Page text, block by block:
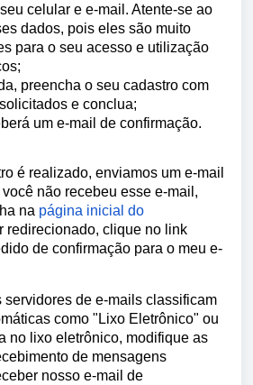
seu celular e e-mail. Atente-se ao
dados, pois eles são muito
para o seu acesso e utilização
preencha o seu cadastro com
e conclua;
um e-mail de confirmação.
é realizado, enviamos um e-mail
não recebeu esse e-mail,
na página inicial do
redirecionado, clique no link
de confirmação para o meu e-
servidores de e-mails classificam
como "Lixo Eletrônico" ou
no lixo eletrônico, modifique as
de mensagens
nosso e-mail de